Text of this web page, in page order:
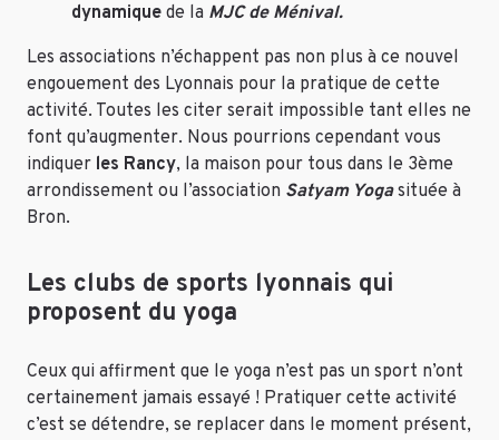
dynamique de la MJC de Ménival.
Les associations n’échappent pas non plus à ce nouvel
engouement des Lyonnais pour la pratique de cette
activité. Toutes les citer serait impossible tant elles ne
font qu’augmenter. Nous pourrions cependant vous
indiquer les Rancy, la maison pour tous dans le 3ème
arrondissement ou l’association Satyam Yogasituée à
Bron.
Les clubs de sports lyonnais qui
proposent du yoga
Ceux qui affirment que le yoga n’est pas un sport n’ont
certainement jamais essayé ! Pratiquer cette activité
c’est se détendre, se replacer dans le moment présent,